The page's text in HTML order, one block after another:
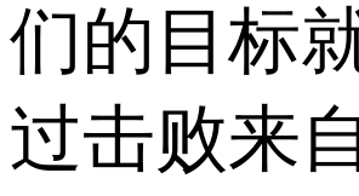
们的目标
过击败来